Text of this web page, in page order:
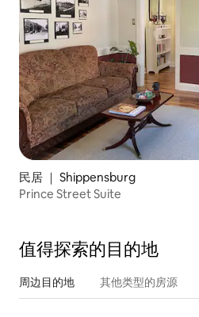
民居 ｜ Shippensburg
Prince Street Suite
值得探索的目的地
周边目的地 其他类型的房源